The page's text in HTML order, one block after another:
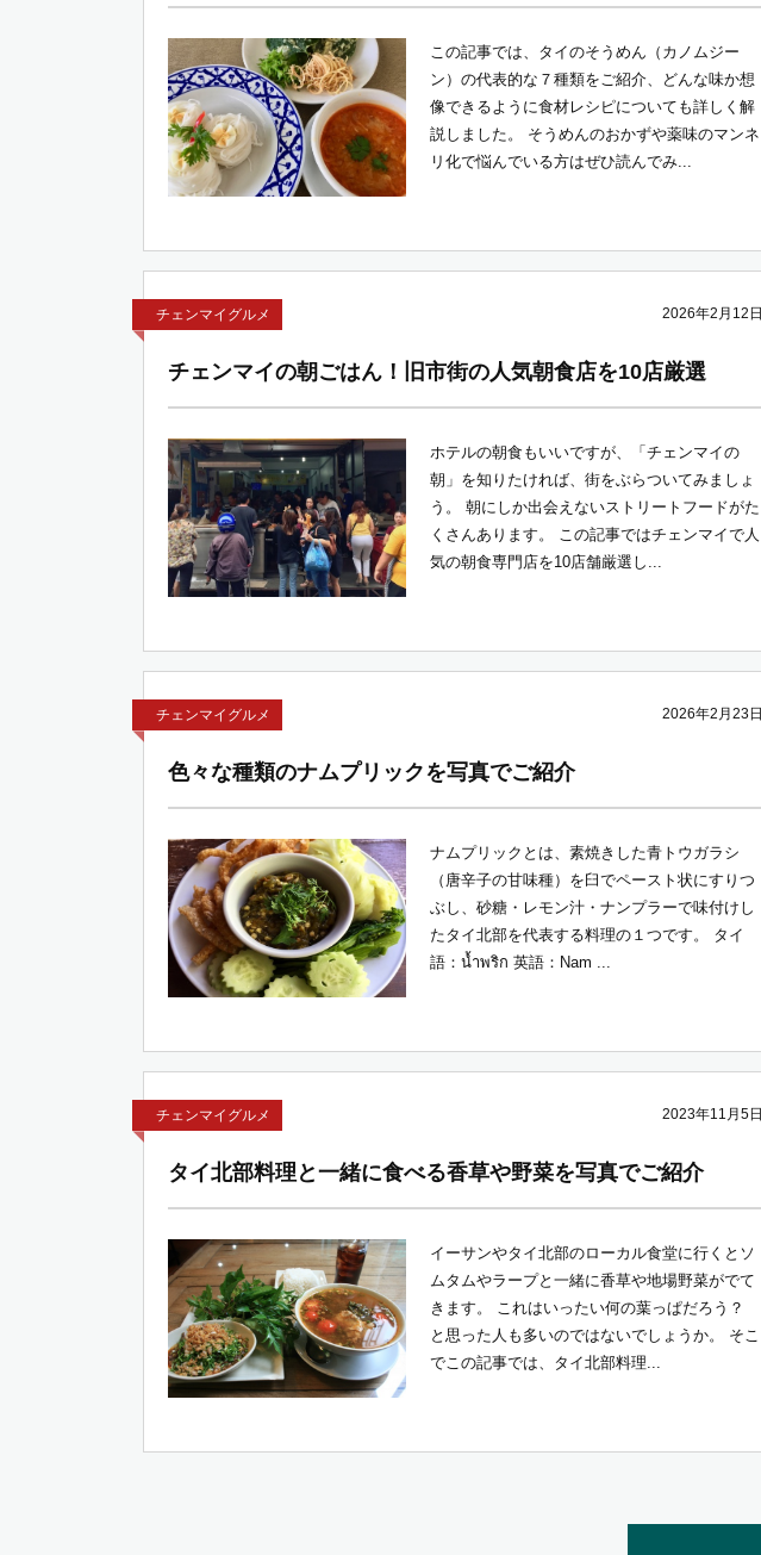
この記事では、タイのそうめん（カノムジー
ン）の代表的な７種類をご紹介、どんな味か想
像できるように食材レシピについても詳しく解
説しました。 そうめんのおかずや薬味のマンネ
リ化で悩んでいる方はぜひ読んでみ...
チェンマイグルメ 2026年2月12日
チェンマイの朝ごはん！旧市街の人気朝食店を10店厳選
ホテルの朝食もいいですが、「チェンマイの
朝」を知りたければ、街をぶらついてみましょ
う。 朝にしか出会えないストリートフードがた
くさんあります。 この記事ではチェンマイで人
気の朝食専門店を10店舗厳選し...
チェンマイグルメ 2026年2月23日
色々な種類のナムプリックを写真でご紹介
ナムプリックとは、素焼きした青トウガラシ
（唐辛子の甘味種）を臼でペースト状にすりつ
ぶし、砂糖・レモン汁・ナンプラーで味付けし
たタイ北部を代表する料理の１つです。 タイ
語：น้ำพริก 英語：Nam ...
チェンマイグルメ 2023年11月5日
タイ北部料理と一緒に食べる香草や野菜を写真でご紹介
イーサンやタイ北部のローカル食堂に行くとソ
ムタムやラープと一緒に香草や地場野菜がでて
きます。 これはいったい何の葉っぱだろう？
と思った人も多いのではないでしょうか。 そこ
でこの記事では、タイ北部料理...